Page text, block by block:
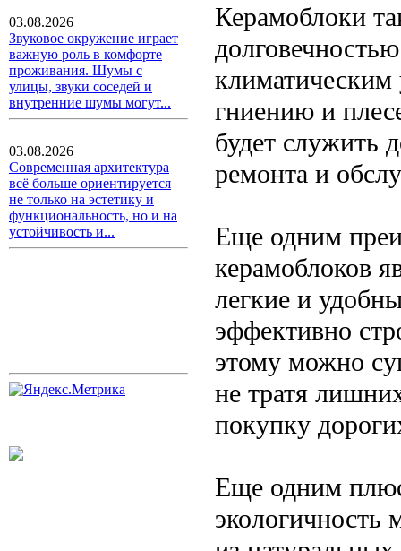
03.08.2026
Звуковое окружение играет
важную роль в комфорте
проживания. Шумы с
улицы, звуки соседей и
внутренние шумы могут...
03.08.2026
Современная архитектура
всё больше ориентируется
не только на эстетику и
функциональность, но и на
устойчивость и...
Керамоблоки
гниению и
будет служить
ремонта и
Еще одним
керамоблоков
легкие и
эффективно
этому можно
не тратя
покупку
Еще одним
экологичность